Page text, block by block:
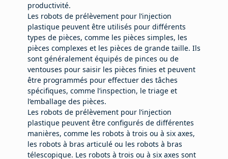
productivité.
Les robots de prélèvement pour l’injection
plastique peuvent être utilisés pour différents
types de pièces, comme les pièces simples, les
pièces complexes et les pièces de grande taille. Ils
sont généralement équipés de pinces ou de
ventouses pour saisir les pièces finies et peuvent
être programmés pour effectuer des tâches
spécifiques, comme l’inspection, le triage et
l’emballage des pièces.
Les robots de prélèvement pour l’injection
plastique peuvent être configurés de différentes
manières, comme les robots à trois ou à six axes,
les robots à bras articulé ou les robots à bras
télescopique. Les robots à trois ou à six axes sont